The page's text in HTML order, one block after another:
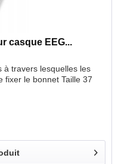
casque EEG...
à travers lesquelles les
fixer le bonnet Taille 37